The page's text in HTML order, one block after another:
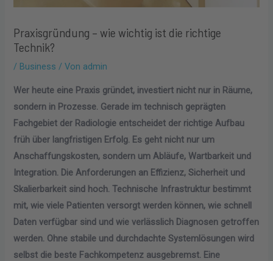
Praxisgründung – wie wichtig ist die richtige
Technik?
/ Business / Von admin
Wer heute eine Praxis gründet, investiert nicht nur in Räume,
sondern in Prozesse. Gerade im technisch geprägten
Fachgebiet der Radiologie entscheidet der richtige Aufbau
früh über langfristigen Erfolg. Es geht nicht nur um
Anschaffungskosten, sondern um Abläufe, Wartbarkeit und
Integration. Die Anforderungen an Effizienz, Sicherheit und
Skalierbarkeit sind hoch. Technische Infrastruktur bestimmt
mit, wie viele Patienten versorgt werden können, wie schnell
Daten verfügbar sind und wie verlässlich Diagnosen getroffen
werden. Ohne stabile und durchdachte Systemlösungen wird
selbst die beste Fachkompetenz ausgebremst. Eine